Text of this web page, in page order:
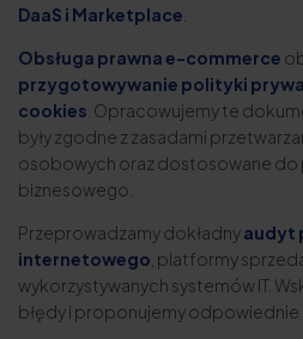
DaaS i Marketplace
Obsługa prawna e-commerce
przygotowywanie polityki
cookies . Opracowujemy te
były zgodne z zasadami
osobowych oraz dostosowane
biznesowego.
Przeprowadzamy dokładnyaudyt
internetowego , platformy
wykorzystywanych systemów IT.
błędy i proponujemy odpowiednie